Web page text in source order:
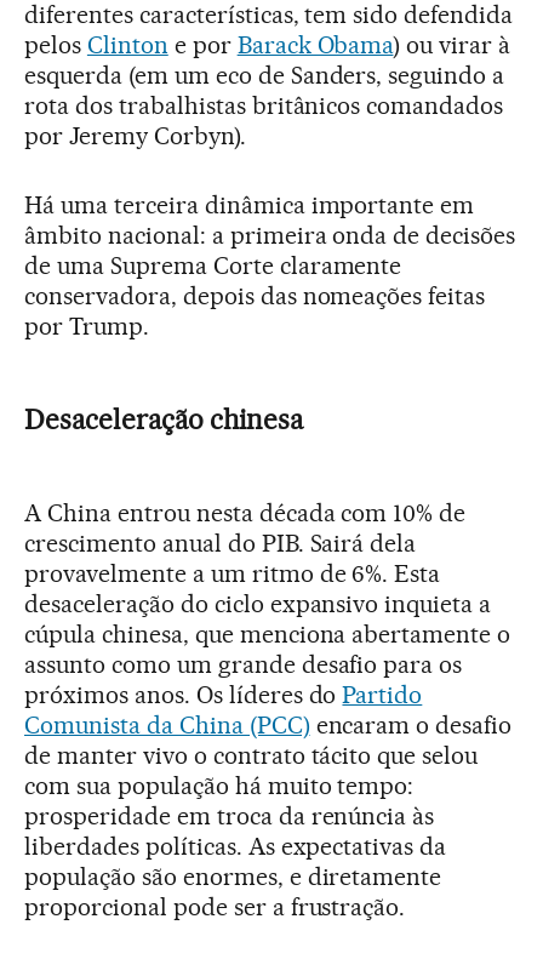
diferentes características, tem sido defendida
pelos Clinton e por Barack Obama) ou virar à
esquerda (em um eco de Sanders, seguindo a
rota dos trabalhistas britânicos comandados
por Jeremy Corbyn).
Há uma terceira dinâmica importante em
âmbito nacional: a primeira onda de decisões
de uma Suprema Corte claramente
conservadora, depois das nomeações feitas
por Trump.
Desaceleração chinesa
A China entrou nesta década com 10% de
crescimento anual do PIB. Sairá dela
provavelmente a um ritmo de 6%. Esta
desaceleração do ciclo expansivo inquieta a
cúpula chinesa, que menciona abertamente o
assunto como um grande desafio para os
próximos anos. Os líderes doPartido
Comunista da China (PCC) encaram o desafio
de manter vivo o contrato tácito que selou
com sua população há muito tempo:
prosperidade em troca da renúncia às
liberdades políticas. As expectativas da
população são enormes, e diretamente
proporcional pode ser a frustração.